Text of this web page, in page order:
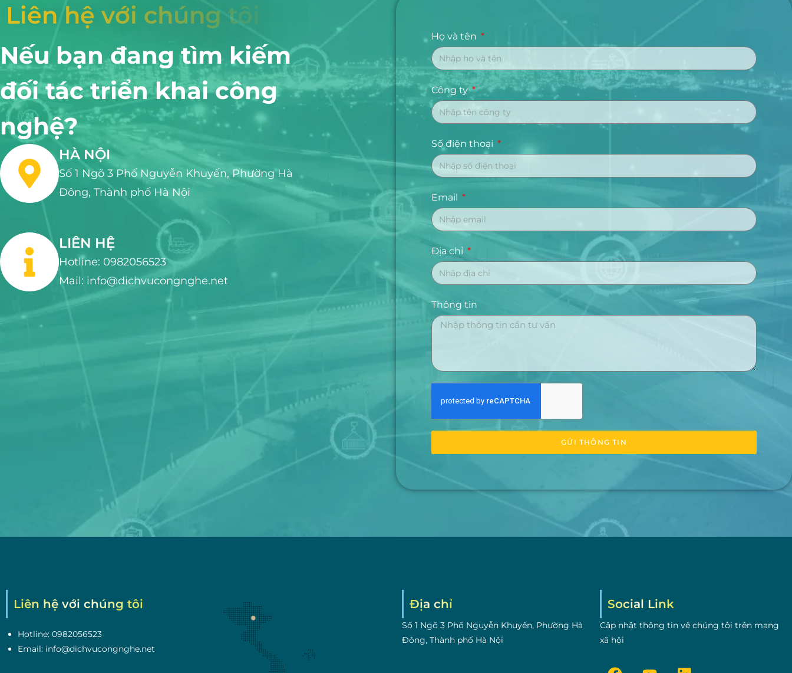
Liên hệ với chúng tô
Nếu bạn đang tìm kiếm
đối tác triển khai công
nghệ?
HÀ NỘI
Số 1 Ngõ 3 Phố Nguyễn Khuyến, Phường Hà
Đông, Thành phố Hà Nội
LIÊN HỆ
Hotline: 0982056523
Mail: info@dichvucongnghe.net
Họ và tên
Công ty
Số điện thoại
Email
Địa chỉ
Thông tin
GỬI THÔNG TIN
Liên hệ với chúng tôi
Hotline: 0982056523
Email: info@dichvucongnghe.net
Địa chỉ
Số 1 Ngõ 3 Phố Nguyễn Khuyến, Phường Hà
Đông, Thành phố Hà Nội
Social Link
Cập nhật thông tin về chúng tôi trên mạng
xã hội